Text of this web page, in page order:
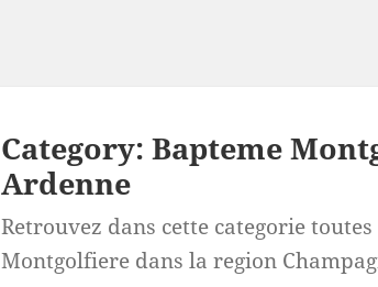
Category:Bapteme
Ardenne
Retrouvez dans cette categorie
Montgolfiere dans la region